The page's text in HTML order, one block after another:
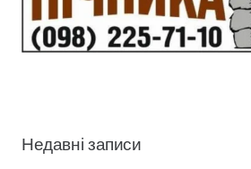
Недавні записи